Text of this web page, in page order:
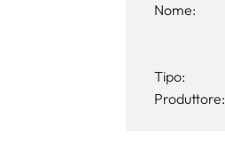
Nome:
Tipo:
Produttore: